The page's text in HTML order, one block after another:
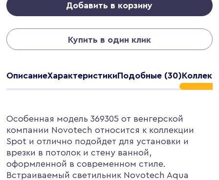
Добавить в корзину
Купить в один клик
ОписаниеХарактеристикиПодобные (30)
Особенная модель 369305 от венгерской
компании Novotech относится к коллекции
Spot и отлично подойдет для установки и
врезки в потолок и стену ванной,
оформленной в современном стиле.
Встраиваемый светильник Novotech Aqua